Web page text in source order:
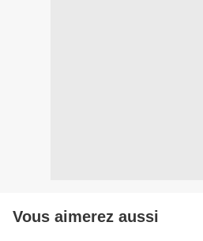
Vous aimerez aussi